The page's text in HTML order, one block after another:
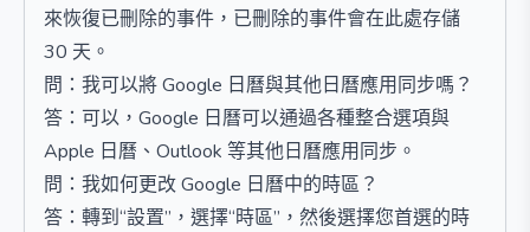
來恢復已刪除的事件，已刪除的事件會在此處存儲
30 天。
問：我可以將 Google 日曆與其他日曆應用同步嗎？
答：可以，Google 日曆可以通過各種整合選項與
Apple 日曆、Outlook 等其他日曆應用同步。
問：我如何更改 Google 日曆中的時區？
答：轉到“設置”，選擇“時區”，然後選擇您首選的時